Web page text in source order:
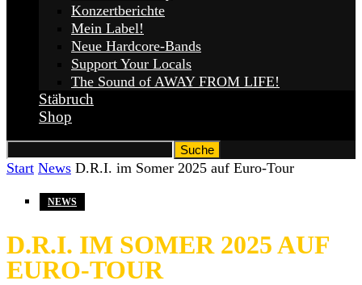
Konzertberichte
Mein Label!
Neue Hardcore-Bands
Support Your Locals
The Sound of AWAY FROM LIFE!
Stäbruch
Shop
Start News D.R.I. im Somer 2025 auf Euro-Tour
NEWS
D.R.I. IM SOMER 2025 AUF
EURO-TOUR